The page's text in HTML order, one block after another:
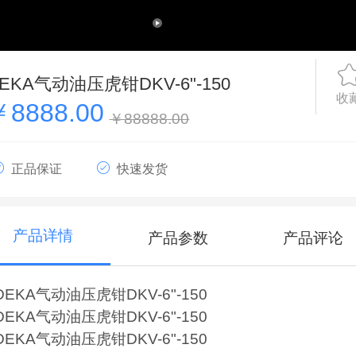
气动油压虎钳DKV-6"-150
收
8888.00 ￥88888.00
正品保证 快速发货
产品详情 产品参数 产品评论
气动油压虎钳DKV-6"-150
气动油压虎钳DKV-6"-150
气动油压虎钳DKV-6"-150